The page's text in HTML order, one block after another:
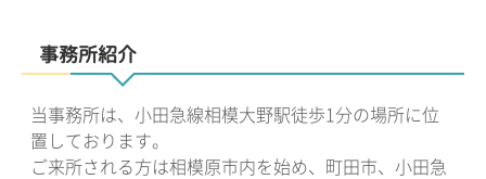
事務所紹介
当事務所は、小田急線相模大野駅徒歩1分の場所に位
置しております。
ご来所される方は相模原市内を始め、町田市、小田急